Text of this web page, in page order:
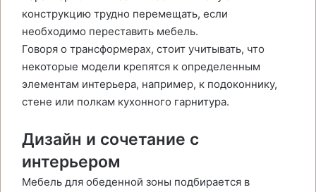
конструкцию трудно перемещать, если
необходимо переставить мебель.
Говоря о трансформерах, стоит учитывать, что
некоторые модели крепятся к определенным
элементам интерьера, например, к подоконнику,
стене или полкам кухонного гарнитура.
Дизайн и сочетание с
интерьером
Мебель для обеденной зоны подбирается в